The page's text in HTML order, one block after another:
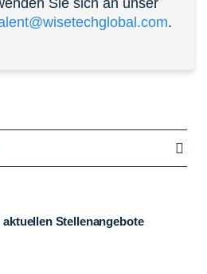
Sie sich an unser
.
Stellenangebote